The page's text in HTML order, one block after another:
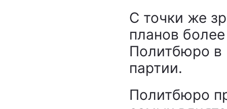
С точки же
планов
Политбюро в
партии.
Политбюро